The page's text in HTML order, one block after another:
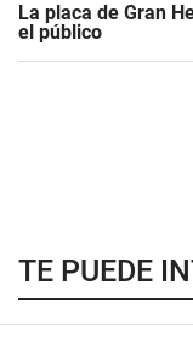
La placa de Gran
el público
TE PUEDE